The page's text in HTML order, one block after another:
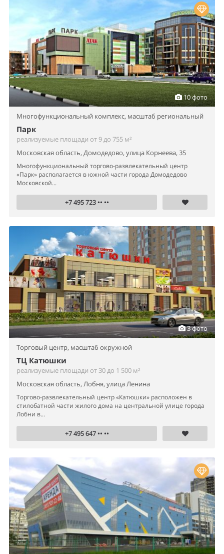
10 фото
Многофункциональный комплекс, масштаб региональный
Парк
реализуемые площади от 9 до 755 м²
Московская область, Домодедово, улица Корнеева, 35
Многофункциональный торгово-развлекательный центр
«Парк» располагается в южной части города Домодедово
Московской...
+7 495 723 •• ••
3 фото
Торговый центр, масштаб окружной
ТЦ Катюшки
реализуемые площади от 30 до 1 500 м²
Московская область, Лобня, улица Ленина
Торгово-развлекательный центр «Катюшки» расположен в
стилобатной части жилого дома на центральной улице города
Лобни в...
+7 495 647 •• ••